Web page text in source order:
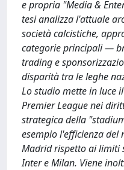
e propria "Media &
tesi analizza l'attuale
società calcistiche,
categorie principali —
trading e
disparità tra le leghe
Lo studio mette in luce
Premier League nei
strategica della
esempio l'efficienza del
Madrid rispetto ai limiti
Inter e Milan. Viene